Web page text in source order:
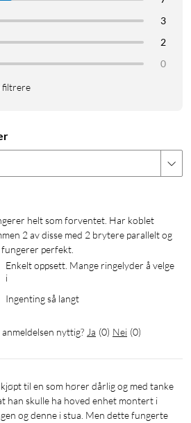
3
2
0
filtrere
2 av disse med 2 brytere parallelt og
perfekt.
Enkelt oppsett. Mange ringelyder å velge
i
Ingenting så langt
anmeldelsen nyttig? Ja (0) Nei (0)
han skulle ha hoved enhet montert i
og denne i stua. Men dette fungerte